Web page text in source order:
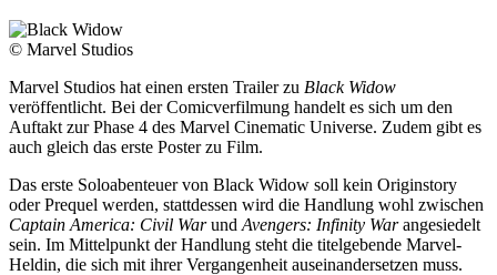
© Marvel Studios
Marvel Studios hat einen ersten Trailer zu Black Widow
veröffentlicht. Bei der Comicverfilmung handelt es sich um den
Auftakt zur Phase 4 des Marvel Cinematic Universe. Zudem gibt es
auch gleich das erste Poster zu Film.
Das erste Soloabenteuer von Black Widow soll kein Originstory
oder Prequel werden, stattdessen wird die Handlung wohl zwischen
Captain America: Civil Warund Avengers: Infinity Warangesiedelt
sein. Im Mittelpunkt der Handlung steht die titelgebende Marvel-
Heldin, die sich mit ihrer Vergangenheit auseinandersetzen muss.